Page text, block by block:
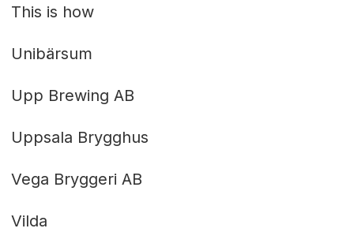
This is how
Unibärsum
Upp Brewing AB
Uppsala Brygghus
Vega Bryggeri AB
Vilda